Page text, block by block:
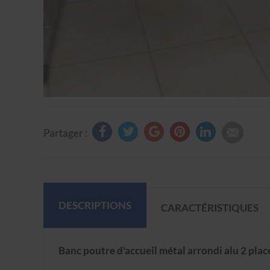
Partager :
DESCRIPTIONS CARACTÉRISTIQUES
Banc poutre d'accueil métal arrondi alu 2